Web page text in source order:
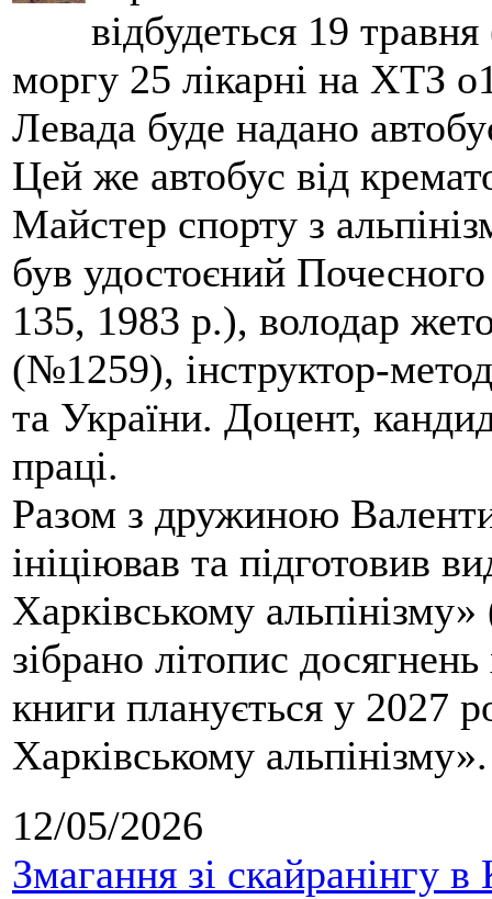
відбудеться 19
моргу 25 лікарні на ХТЗ
Левада буде надано
Цей же автобус від
Майстер спорту з
був удостоєний
135, 1983 р.), володар
(№1259), інструктор-
та України. Доцент,
праці.
Разом з дружиною
ініціював та підготовив
Харківському
зібрано літопис
книги планується у 2027
Харківському альпінізму».
12/05/2026
Змагання зі скайранінгу в